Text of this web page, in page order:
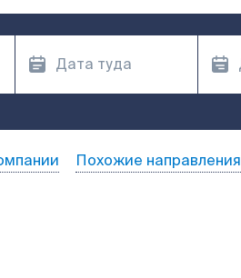
Похожие направления